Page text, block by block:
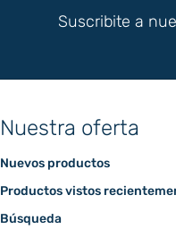
Suscribite a
Nuestra oferta
Nuevos productos
Productos vistos
Búsqueda